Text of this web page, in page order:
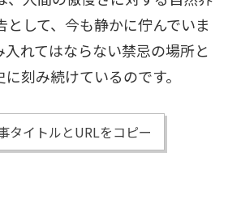
として、今も静かに佇んでいま
入れてはならない禁忌の場所と
刻み続けているのです。
タイトルとURLをコピー